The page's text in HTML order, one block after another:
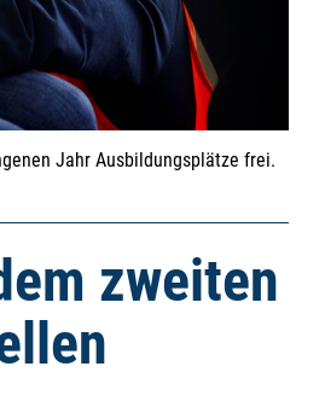
Jahr Ausbildungsplätze frei.
zweiten